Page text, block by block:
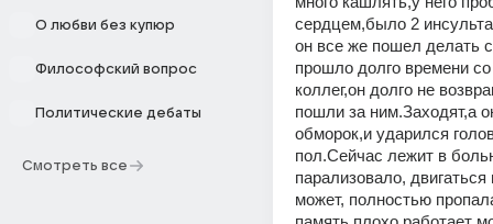
О любви без купюр
Философский вопрос
Политические дебаты
Смотреть все
сердцем,было 2
он все же пошел делать
прошло долго времени со
коллег,он долго не
пошли за ним.Заходят,а
обморок,и ударился
пол.Сейчас лежит в
парализовало,
может, полностью